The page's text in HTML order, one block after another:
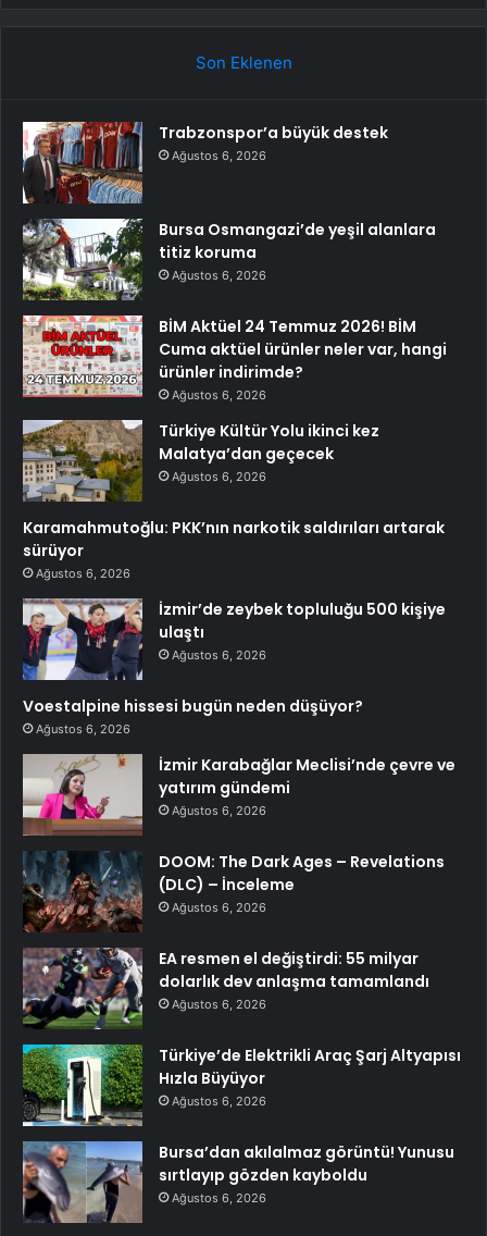
Son Eklenen
Trabzonspor’a büyük destek
Ağustos 6, 2026
Bursa Osmangazi’de yeşil alanlara
titiz koruma
Ağustos 6, 2026
BİM Aktüel 24 Temmuz 2026! BİM
Cuma aktüel ürünler neler var, hangi
ürünler indirimde?
Ağustos 6, 2026
Türkiye Kültür Yolu ikinci kez
Malatya’dan geçecek
Ağustos 6, 2026
Karamahmutoğlu: PKK’nın narkotik saldırıları artarak
sürüyor
Ağustos 6, 2026
İzmir’de zeybek topluluğu 500 kişiye
ulaştı
Ağustos 6, 2026
Voestalpine hissesi bugün neden düşüyor?
Ağustos 6, 2026
İzmir Karabağlar Meclisi’nde çevre ve
yatırım gündemi
Ağustos 6, 2026
DOOM: The Dark Ages – Revelations
(DLC) – İnceleme
Ağustos 6, 2026
EA resmen el değiştirdi: 55 milyar
dolarlık dev anlaşma tamamlandı
Ağustos 6, 2026
Türkiye’de Elektrikli Araç Şarj Altyapısı
Hızla Büyüyor
Ağustos 6, 2026
Bursa’dan akılalmaz görüntü! Yunusu
sırtlayıp gözden kayboldu
Ağustos 6, 2026